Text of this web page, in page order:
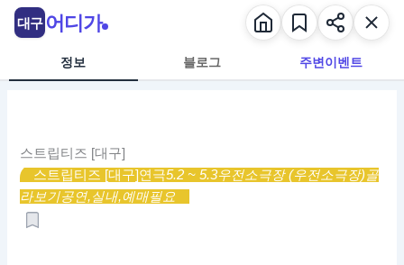
정보 블로그 주변이벤트
스트립티즈 [대구]
스트립티즈 [대구]연극5.2 ~ 5.3우전소극장 (우전소극장)골
라보기공연,실내,예매필요
대구 어디가